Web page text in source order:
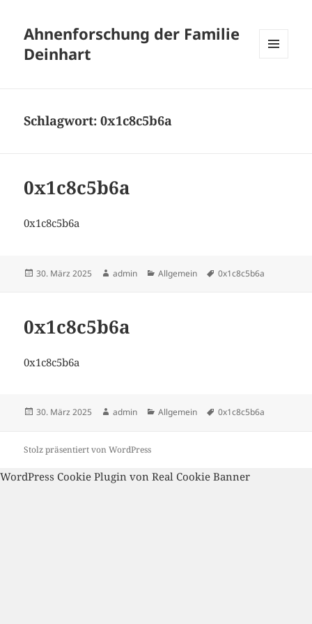
Ahnenforschung der Familie
Deinhart
Schlagwort:0x1c8c5b6a
0x1c8c5b6a
0x1c8c5b6a
Veröffentlicht
30. März 2025 Autor
admin Kategorien
Allgemein Schlagwörter
0x1c8c5b6a
0x1c8c5b6a
0x1c8c5b6a
Veröffentlicht
30. März 2025 Autor
admin Kategorien
Allgemein Schlagwörter
0x1c8c5b6a
Stolz präsentiert von WordPress
WordPress Cookie Plugin von Real Cookie Banner